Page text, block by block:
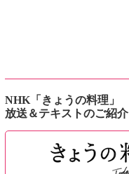
NHK「きょうの料理」
放送＆テキストのご紹介